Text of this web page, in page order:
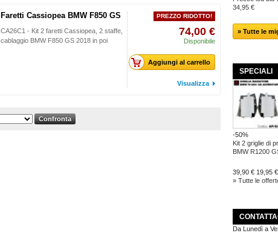
Faretti Cassiopea BMW F850 GS
CA26C1 - Kit 2 faretti Cassiopea, 2 staffe,
cablaggio BMW F850 GS 2018 in poi
PREZZO RIDOTTO!
74,00 €
Disponibile
Aggiungi al carrello
Visualizza
34,95 €
» Tutte le
SPECIALI
-50%
Kit 2 griglie di
BMW R1200
39,90 € 19,95 €
» Tutte le
Da Lunedì a